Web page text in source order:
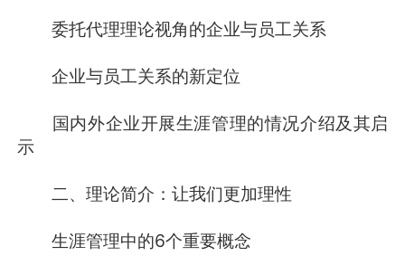
委托代理理论视角的企业与员工关系
企业与员工关系的新定位
国内外企业开展生涯管理的情况介绍及其启
示
二、理论简介：让我们更加理性
生涯管理中的6个重要概念